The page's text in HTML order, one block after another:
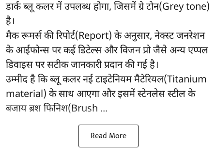
डार्क ब्लू कलर में उपलब्ध होगा, जिसमें ग्रे टोन(Grey tone)
है।
मैक रूमर्स की रिपोर्ट(Report) के अनुसार, नेक्स्ट जनरेशन
के आईफोन्स पर कई डिटेल्स और विजन प्रो जैसे अन्य एप्पल
डिवाइस पर सटीक जानकारी प्रदान की गई है।
उम्मीद है कि ब्लू कलर नई टाइटेनियम मैटेरियल(Titanium
material) के साथ आएगा और इसमें स्टेनलेस स्टील के
बजाय ब्रश फिनिश(Brush ...
Read More